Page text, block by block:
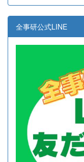
全事研公式LINE